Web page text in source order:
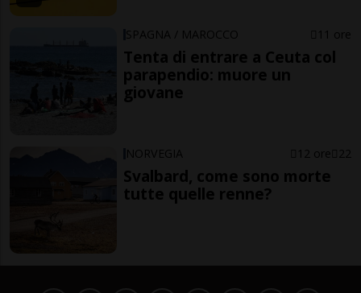
SPAGNA / MAROCCO 11 ore
Tenta di entrare a Ceuta col
parapendio: muore un
giovane
NORVEGIA 12 ore 22
Svalbard, come sono morte
tutte quelle renne?